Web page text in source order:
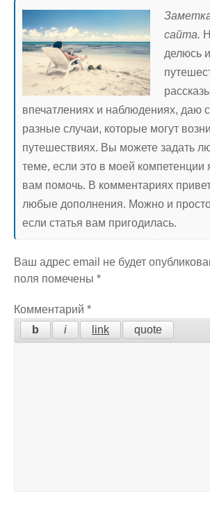
сайта.
делюсь
впечатлениях и наблюдениях, даю
разные случаи, которые могут
путешествиях. Вы можете задать
теме, если это в моей компетенции
вам помочь. В комментариях
любые дополнения. Можно и просто
если статья вам пригодилась.
Ваш адрес email не будет
поля помечены *
Комментарий *